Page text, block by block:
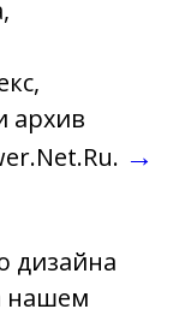
архив
→
дизайна
нашем